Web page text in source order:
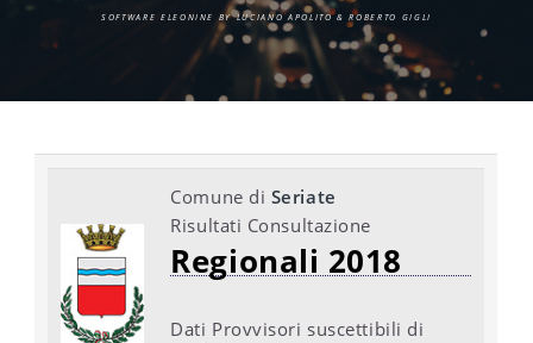
SOFTWARE ELEONINE BY LUCIANO APOLITO & ROBERTO GIGLI
Comune di Seriate
Risultati Consultazione
Regionali 2018
Dati Provvisori suscettibili di